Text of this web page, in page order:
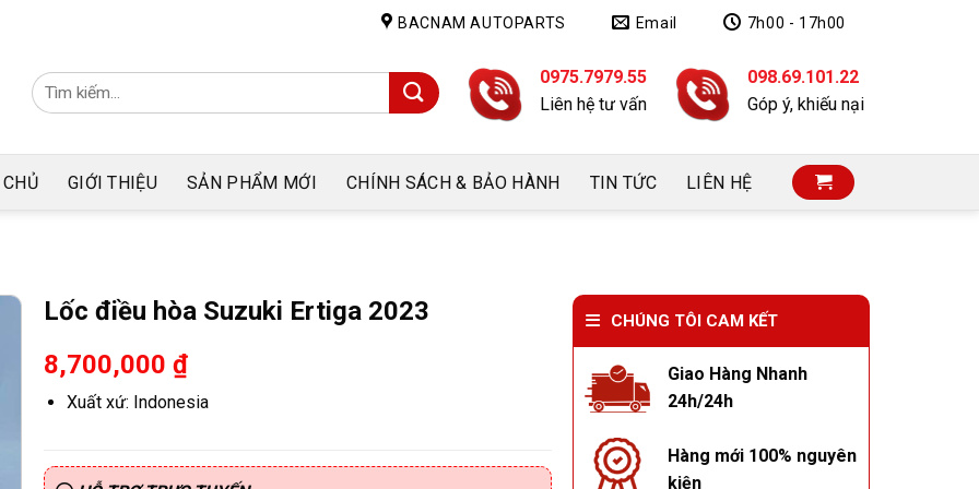
BACNAM AUTOPARTS Email 7h00 - 17h00
Tìm
kiếm:
0975.7979.55
Liên hệ tư vấn
098.69.101.22
Góp ý, khiếu nại
GIỚI THIỆU SẢN PHẨM MỚI CHÍNH SÁCH & BẢO HÀNH TIN TỨC LIÊN HỆ
Lốc điều hòa Suzuki Ertiga 2023
8,700,000₫
Xuất xứ: Indonesia
CHÚNG TÔI CAM KẾT
Giao Hàng Nhanh
24h/24h
Hàng mới 100% nguyên
kiện